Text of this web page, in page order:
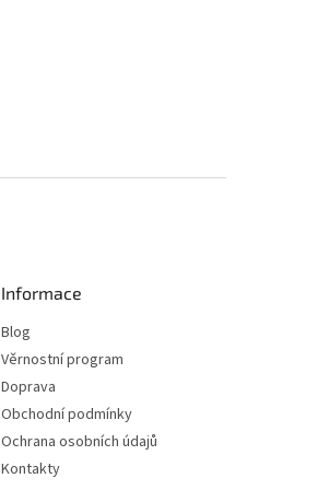
Informace
Blog
Věrnostní program
Doprava
Obchodní podmínky
Ochrana osobních údajů
Kontakty